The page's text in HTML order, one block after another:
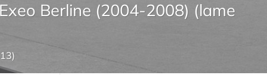
Berline (2004-2008) (lame